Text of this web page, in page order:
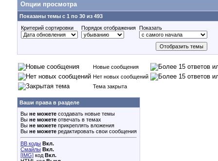
Опции просмотра
Показаны темы с 1 по 30 из 493
Критерий сортировки
Порядок отображения Показать
Новые сообщения
Нет новых сообщений
Тема закрыта
Ваши права в разделе
Вы не можете создавать новые темы
Вы не можете отвечать в темах
Вы не можете прикреплять вложения
Вы не можете редактировать свои сообщения
BB коды Вкл.
Смайлы Вкл.
[IMG] код Вкл.